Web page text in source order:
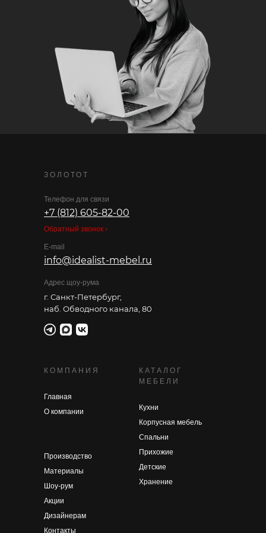
КАТАЛОГ
МЕБЕЛИ
ЗОЛОТОТ
Кухни
Детские
Спальни
Корпусная мебель
Хранение
Прихожие
+7 (812) 605-82-00
info@idealist-mebel.ru
Телефон для связи
E-mail
Адрес щоу-рума
Обратный звонок ›
г. Санкт-Петербург,
наб. Обводного канала, 80
КОМПАНИЯ
Главная
Шоу-рум
О компании
Производство
Контакты
Акции
Дизайнерам
Материалы